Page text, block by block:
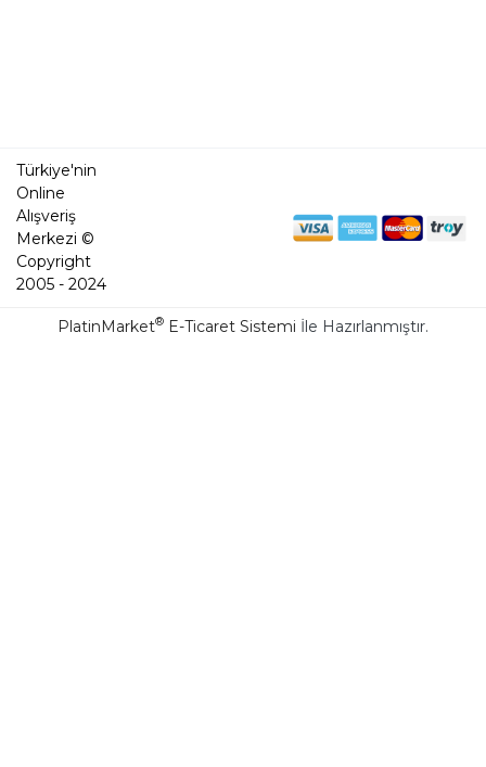
Türkiye'nin
Online
Alışveriş
Merkezi ©
Copyright
2005 - 2024
PlatinMarket® E-Ticaret Sistemi İle Hazırlanmıştır.